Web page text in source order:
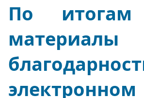
По итогам